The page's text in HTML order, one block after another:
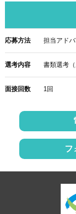
応募方法 担当アド
選考内容 書類選考
面接回数 1回
フ